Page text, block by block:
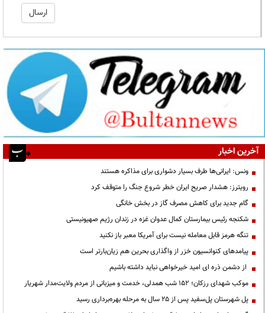
آخرین اخبار
ونس: ایرانی‌ها طرف بسیار دشواری برای مذاکره هستند
رویترز: هشدار صریح ایران خطر شروع جنگ را متوقف کرد
گام جدید برای کاهش مصرف گاز در بخش خانگی
شکنجه رئیس بیمارستان کمال عدوان غزه در زندان رژیم صهیونیستی
تنگه هرمز قابل معامله نیست برای آمریکا معبر باز نکنید
پیامدهای کنوانسیون خزر از واگذاری بحرین هم زیان‌بارتر است
از دشمن ذره ای امید خیرخواهی نباید داشته باشیم
موکب شهدای رزکان؛ ۱۵۲ شب همدلی، خدمت و میزبانی از مردم ولایت‌مدار شهریار
پل شهرستان پل‌سفید پس از ۲۵ سال به مرحله بهره‌برداری رسید